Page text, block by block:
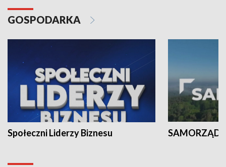
GOSPODARKA
Społeczni Liderzy Biznesu SAMORZĄD